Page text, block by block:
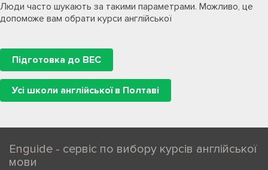
Люди часто шукають за такими параметрами. Можливо, це
допоможе вам обрати курси англійської
Підготовка до BEC
Усі школи англійської в Полтаві
Enguide - сервіс по вибору курсів англійської
мови